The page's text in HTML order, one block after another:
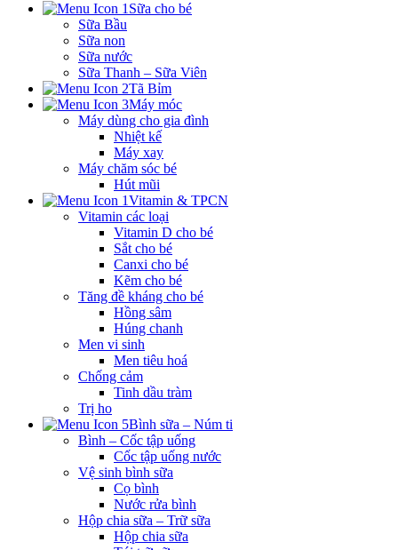
Sữa cho bé
Sữa Bầu
Sữa non
Sữa nước
Sữa Thanh – Sữa Viên
Tã Bỉm
Máy móc
Máy dùng cho gia đình
Nhiệt kế
Máy xay
Máy chăm sóc bé
Hút mũi
Vitamin & TPCN
Vitamin các loại
Vitamin D cho bé
Sắt cho bé
Canxi cho bé
Kẽm cho bé
Tăng đề kháng cho bé
Hồng sâm
Húng chanh
Men vi sinh
Men tiêu hoá
Chống cảm
Tinh dầu tràm
Trị ho
Bình sữa – Núm ti
Bình – Cốc tập uống
Cốc tập uống nước
Vệ sinh bình sữa
Cọ bình
Nước rửa bình
Hộp chia sữa – Trữ sữa
Hộp chia sữa